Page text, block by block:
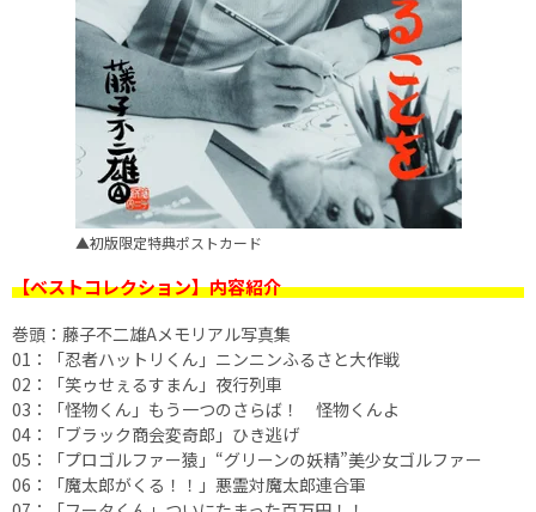
▲初版限定特典ポストカード
【ベストコレクション】内容紹介
巻頭：藤子不二雄Aメモリアル写真集
01：「忍者ハットリくん」ニンニンふるさと大作戦
02：「笑ゥせぇるすまん」夜行列車
03：「怪物くん」もう一つのさらば！ 怪物くんよ
04：「ブラック商会変奇郎」ひき逃げ
05：「プロゴルファー猿」“グリーンの妖精”美少女ゴルファー
06：「魔太郎がくる！！」悪霊対魔太郎連合軍